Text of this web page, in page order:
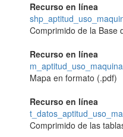
Recurso en línea
Comprimido de la Base
Recurso en línea
Mapa en formato (.pdf)
Recurso en línea
Comprimido de las